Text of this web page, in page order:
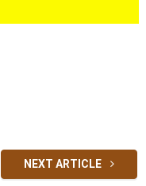
NEXT ARTICLE